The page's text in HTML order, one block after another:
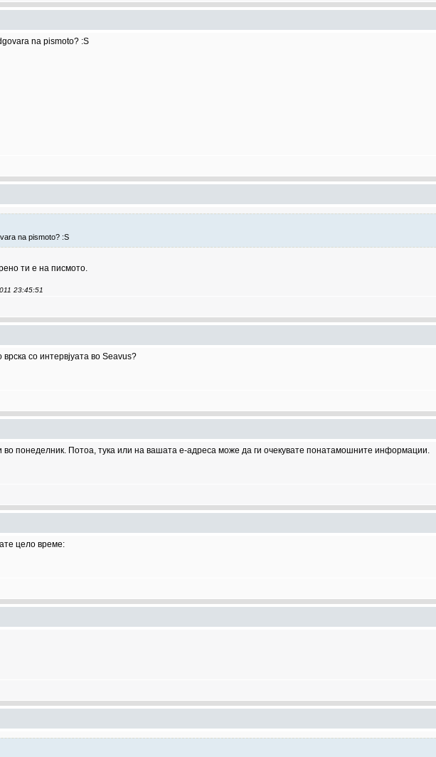
na pismoto? :S
na pismoto? :S
ти е на писмото.
23:45:51
со интервјуата во Seavus?
во понеделник. Потоа, тука или на вашата е-адреса може да ги очекувате понатамошните информации.
цело време: